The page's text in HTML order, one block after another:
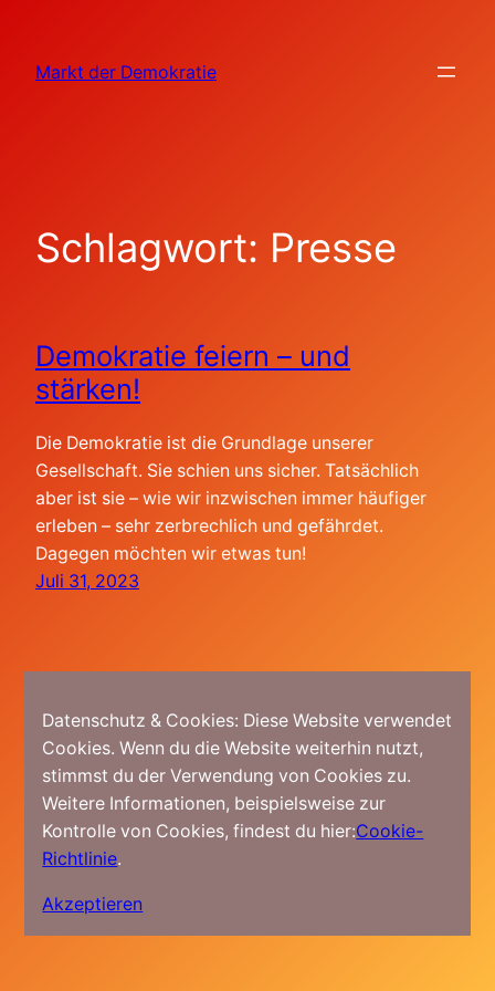
springen
Markt der Demokratie
Schlagwort: Presse
Demokratie feiern – und
stärken!
Die Demokratie ist die Grundlage unserer
Gesellschaft. Sie schien uns sicher. Tatsächlich
aber ist sie – wie wir inzwischen immer häufiger
erleben – sehr zerbrechlich und gefährdet.
Dagegen möchten wir etwas tun!
Juli 31, 2023
Datenschutz & Cookies: Diese Website verwendet
Cookies. Wenn du die Website weiterhin nutzt,
stimmst du der Verwendung von Cookies zu.
Weitere Informationen, beispielsweise zur
Kontrolle von Cookies, findest du hier:Cookie-
Richtlinie.
Akzeptieren